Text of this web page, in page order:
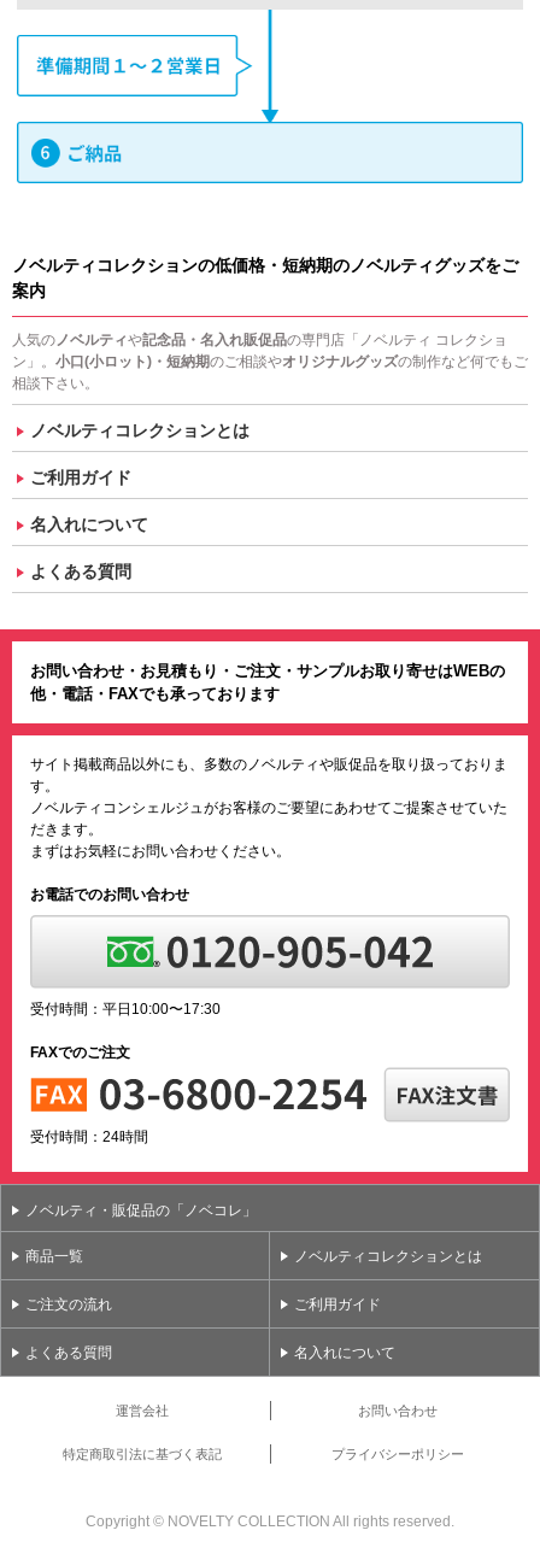
ノベルティコレクションの低価格・短納期のノベルティグッズをご
案内
人気のノベルティや記念品・名入れ販促品の専門店「ノベルティ コレクショ
ン」。 小口(小ロット)・短納期のご相談やオリジナルグッズの制作など何でもご
相談下さい。
ノベルティコレクションとは
ご利用ガイド
名入れについて
よくある質問
お問い合わせ・お見積もり・ご注文・サンプルお取り寄せはWEBの
他・電話・FAXでも承っております
サイト掲載商品以外にも、多数のノベルティや販促品を取り扱っておりま
す。
ノベルティコンシェルジュがお客様のご要望にあわせてご提案させていた
だきます。
まずはお気軽にお問い合わせください。
お電話でのお問い合わせ
受付時間：平日10:00〜17:30
FAXでのご注文
受付時間：24時間
ノベルティ・販促品の「ノベコレ」
商品一覧 ノベルティコレクションとは
ご注文の流れ ご利用ガイド
よくある質問 名入れについて
運営会社 お問い合わせ
特定商取引法に基づく表記 プライバシーポリシー
Copyright © NOVELTY COLLECTION All rights reserved.